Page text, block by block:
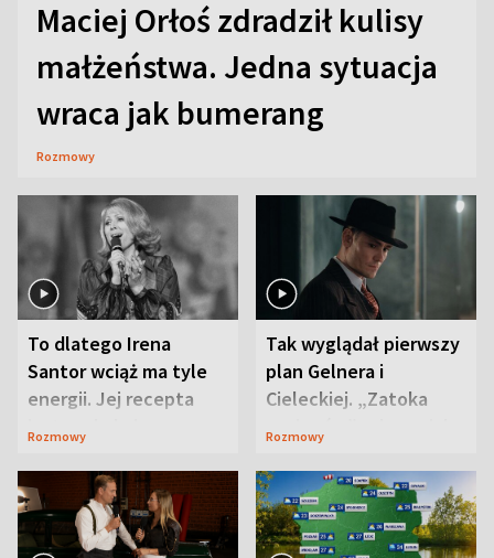
Maciej Orłoś zdradził kulisy
małżeństwa. Jedna sytuacja
wraca jak bumerang
Rozmowy
To dlatego Irena
Santor wciąż ma tyle
energii. Jej recepta
jest zaskakująco
Rozmowy
Tak wyglądał pierwszy
plan Gelnera i
Cieleckiej. „Zatoka
szpiegów” od razu ich
Rozmowy